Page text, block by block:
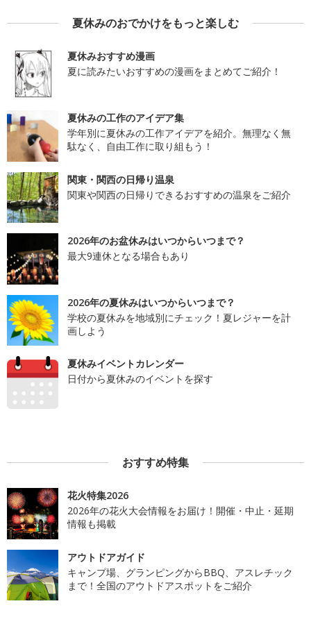
夏休みのおでかけをもっと楽しむ
夏休みおすすめ漫画
夏に読みたいおすすめの漫画をまとめてご紹介！
夏休みの工作のアイデア集
学年別に夏休みの工作アイデアを紹介。無理なく無
駄なく、自由工作に取り組もう！
関東・関西の日帰り温泉
関東や関西の日帰りできるおすすめの温泉をご紹介
2026年のお盆休みはいつからいつまで？
最大9連休となる場合もあり
2026年の夏休みはいつからいつまで？
学校の夏休みを地域別にチェック！夏レジャーを計
画しよう
夏休みイベントカレンダー
日付から夏休みのイベントを探す
おすすめ特集
花火特集2026
2026年の花火大会情報をお届け！開催・中止・延期
情報も掲載
アウトドアガイド
キャンプ場、グランピングからBBQ、アスレチック
まで！全国のアウトドアスポットをご紹介